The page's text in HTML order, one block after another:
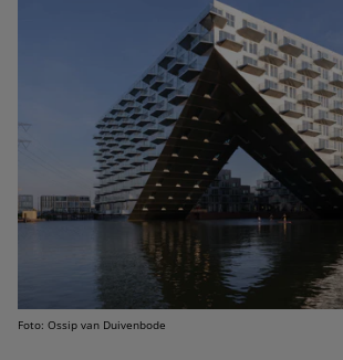
Foto: Ossip van Duivenbode